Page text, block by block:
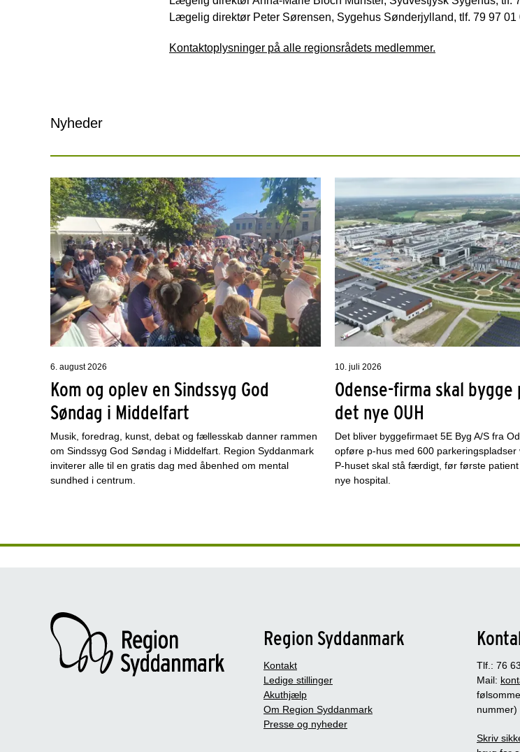
Lægelig direktør Peter Sørensen, Sygehus Sønderjylland, tlf. 79 97 01
Kontaktoplysninger på alle regionsrådets medlemmer.
Nyheder
6. august 2026
Kom og oplev en Sindssyg God
Søndag i Middelfart
Musik, foredrag, kunst, debat og fællesskab danner rammen
om Sindssyg God Søndag i Middelfart. Region Syddanmark
inviterer alle til en gratis dag med åbenhed om mental
sundhed i centrum.
10. juli 2026
Odense-firma skal bygge
det nye OUH
Det bliver byggefirmaet 5E Byg A/S fra
opføre p-hus med 600 parkeringspladser
P-huset skal stå færdigt, før første
nye hospital.
Region Syddanmark
Kontakt
Ledige stillinger
Akuthjælp
Om Region Syddanmark
Presse og nyheder
Tlf.: 76
Mail:
nummer)
Skriv